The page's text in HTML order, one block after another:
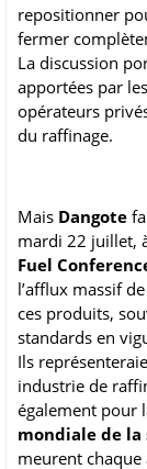
repositionner
fermer
La discussion
apportées par
opérateurs
du raffinage.
Mais Dangote
mardi 22 juillet,
Fuel
l’afflux massif
ces produits,
standards en
Ils
industrie de
également pour
mondiale de la
meurent